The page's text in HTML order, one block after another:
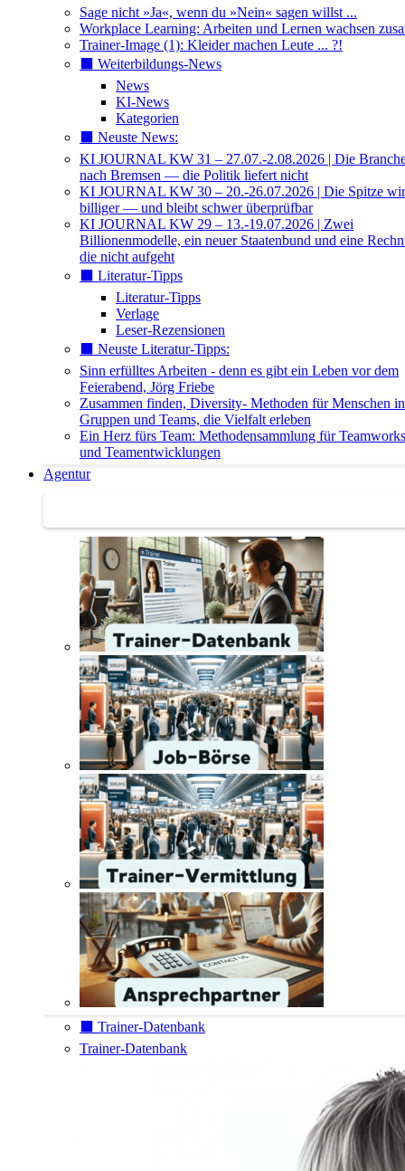
Sage nicht »Ja«, wenn du »Nein« sagen willst ...
Workplace Learning: Arbeiten und Lernen wachsen
Trainer-Image (1): Kleider machen Leute ... ?!
⬛️ Weiterbildungs-News
News
KI-News
Kategorien
⬛️ Neuste News:
KI JOURNAL KW 31 – 27.07.-2.08.2026 | Die
nach Bremsen — die Politik liefert nicht
KI JOURNAL KW 30 – 20.-26.07.2026 | Die Spitze
billiger — und bleibt schwer überprüfbar
KI JOURNAL KW 29 – 13.-19.07.2026 | Zwei
Billionenmodelle, ein neuer Staatenbund und eine
die nicht aufgeht
⬛️ Literatur-Tipps
Literatur-Tipps
Verlage
Leser-Rezensionen
⬛️ Neuste Literatur-Tipps:
Sinn erfülltes Arbeiten - denn es gibt ein Leben vor dem
Feierabend, Jörg Friebe
Zusammen finden, Diversity- Methoden für Menschen in
Gruppen und Teams, die Vielfalt erleben
Ein Herz fürs Team: Methodensammlung für
und Teamentwicklungen
Agentur
⬛️ Trainer-Datenbank
Trainer-Datenbank